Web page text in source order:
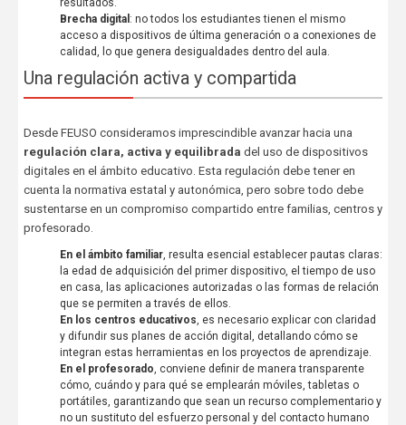
Brecha digital : no todos los estudiantes tienen el mismo
acceso a dispositivos de última generación o a conexiones de
calidad, lo que genera desigualdades dentro del aula.
Una regulación activa y compartida
Desde FEUSO consideramos imprescindible avanzar hacia una
regulación clara, activa y equilibrada del uso de dispositivos
digitales en el ámbito educativo. Esta regulación debe tener en
cuenta la normativa estatal y autonómica, pero sobre todo debe
sustentarse en un compromiso compartido entre familias, centros y
profesorado.
En el ámbito familiar, resulta esencial establecer pautas claras:
la edad de adquisición del primer dispositivo, el tiempo de uso
en casa, las aplicaciones autorizadas o las formas de relación
que se permiten a través de ellos.
En los centros educativos , es necesario explicar con claridad
y difundir sus planes de acción digital, detallando cómo se
integran estas herramientas en los proyectos de aprendizaje.
En el profesorado , conviene definir de manera transparente
cómo, cuándo y para qué se emplearán móviles, tabletas o
portátiles, garantizando que sean un recurso complementario y
no un sustituto del esfuerzo personal y del contacto humano